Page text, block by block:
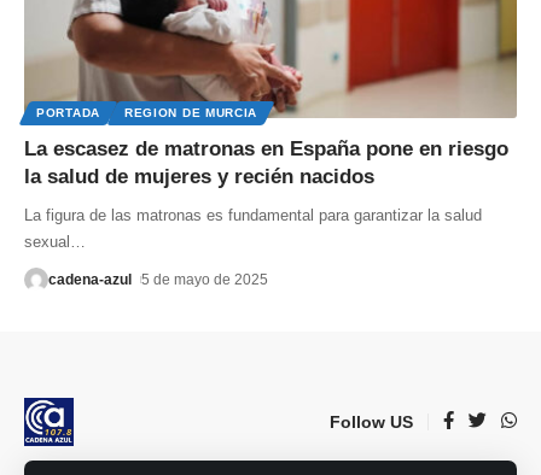
PORTADA REGION DE MURCIA
La escasez de matronas en España pone en riesgo
la salud de mujeres y recién nacidos
La figura de las matronas es fundamental para garantizar la salud
sexual
cadena-azul 5 de mayo de 2025
Follow US